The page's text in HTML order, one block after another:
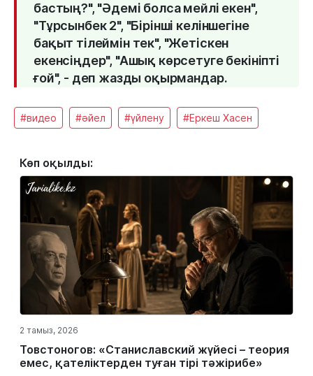
бастың?", "Әдемі болса мейлі екен",
"Тұрсынбек 2", "Бірінші келіншегіне
бақыт тілеймін тек", "Жетіскен
екенсіңдер", "Ашық көрсетуге бекініпті
ғой", - деп жазды оқырмандар.
#видео #әйел #үйлену #Еркеш Хасен
Көп оқылды:
2 тамыз, 2026
Товстоногов: «Станиславский жүйесі – теория
емес, қателіктерден туған тірі тәжірибе»